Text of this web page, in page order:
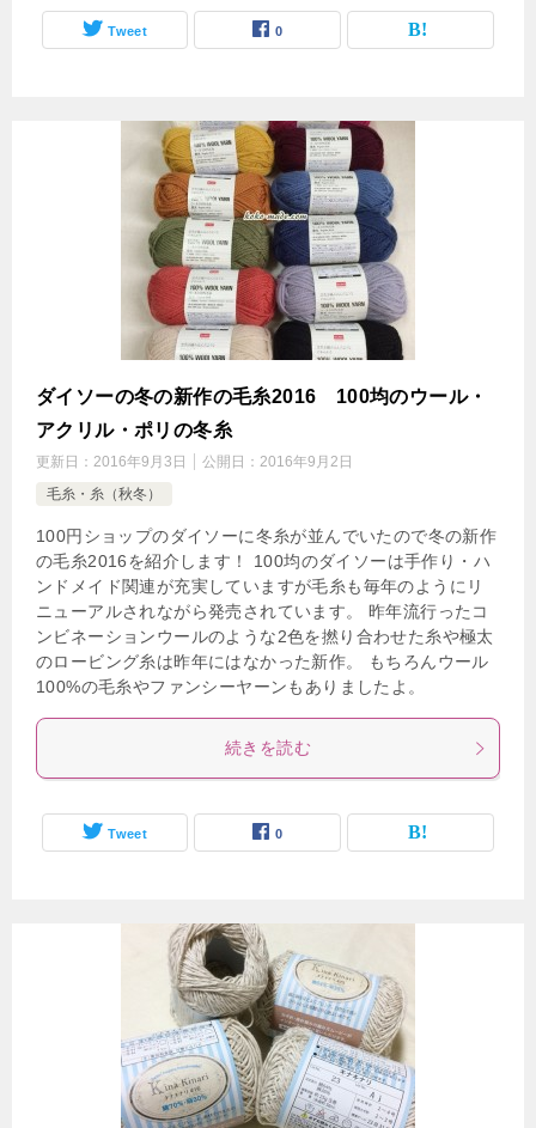
Tweet 0
ダイソーの冬の新作の毛糸2016 100均のウール・
アクリル・ポリの冬糸
更新日： 2016年9月3日 公開日： 2016年9月2日
毛糸・糸（秋冬）
100円ショップのダイソーに冬糸が並んでいたので冬の新作
の毛糸2016を紹介します！ 100均のダイソーは手作り・ハ
ンドメイド関連が充実していますが毛糸も毎年のようにリ
ニューアルされながら発売されています。 昨年流行ったコ
ンビネーションウールのような2色を撚り合わせた糸や極太
のロービング糸は昨年にはなかった新作。 もちろんウール
100%の毛糸やファンシーヤーンもありましたよ。
続きを読む
Tweet 0